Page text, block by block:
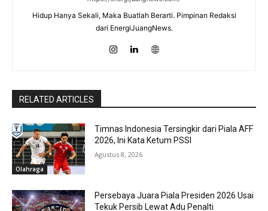
Hidup Hanya Sekali, Maka Buatlah Berarti. Pimpinan Redaksi
dari EnergiJuangNews.
RELATED ARTICLES
Olahraga
Timnas Indonesia Tersingkir dari Piala AFF
2026, Ini Kata Ketum PSSI
Agustus 8, 2026
Persebaya Juara Piala Presiden 2026 Usai
Tekuk Persib Lewat Adu Penalti